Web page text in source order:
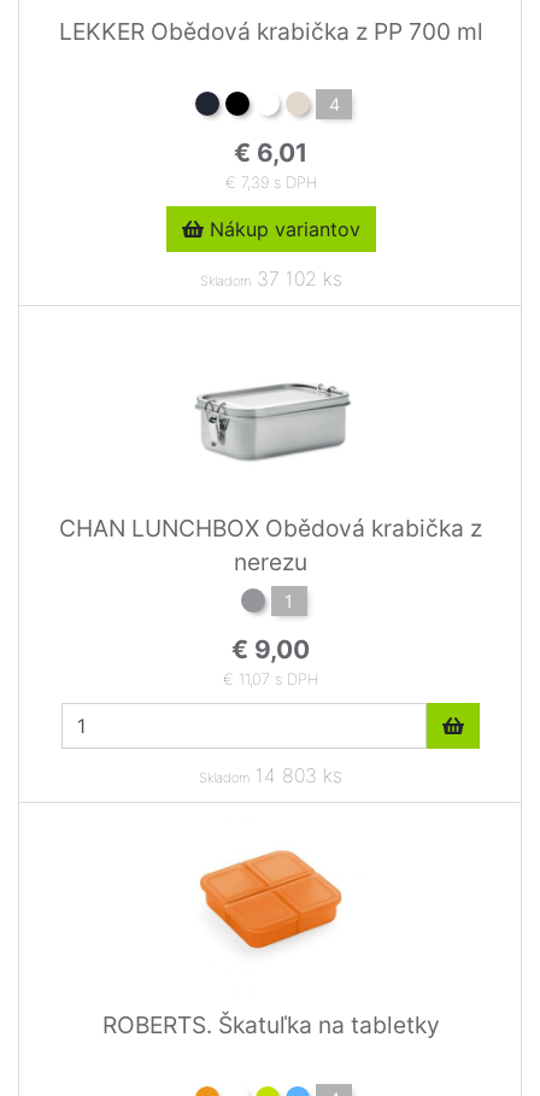
LEKKER Obědová krabička z PP 700 ml
4
€ 6,01
€ 7,39 s DPH
Nákup variantov
Skladom37 102 ks
CHAN LUNCHBOX Obědová krabička z
nerezu
1
€ 9,00
€ 11,07 s DPH
Skladom 14 803 ks
ROBERTS. Škatuľka na tabletky